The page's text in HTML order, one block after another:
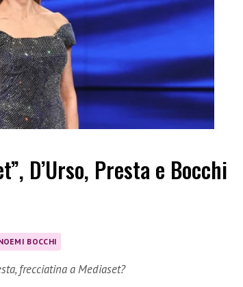
D’Urso, Presta e Bocchi
BOCCHI
frecciatina a Mediaset?